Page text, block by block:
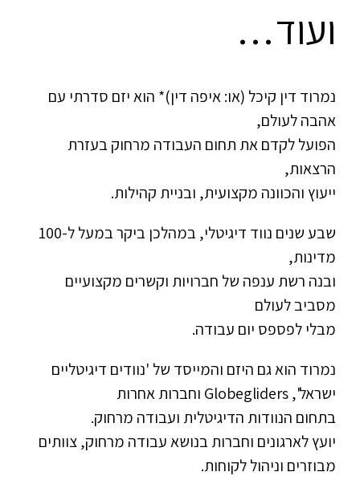
ועוד…
נמרוד דין קיכל (או: איפה דין)* הוא יזם סדרתי עם
אהבה לעולם,
הפועל לקדם את תחום העבודה מרחוק בעזרת
הרצאות,
ייעוץ והכוונה מקצועית, ובניית קהילות.
שבע שנים נווד דיגיטלי, במהלכן ביקר במעל ל-100
מדינות,
ובנה רשת ענפה של חברויות וקשרים מקצועיים
מסביב לעולם
מבלי לפספס יום עבודה.
נמרוד הוא גם היזם והמייסד של 'נוודים דיגיטליים
ישראל', Globegliders וחברות אחרות
בתחום הנוודות הדיגיטלית ועבודה מרחוק.
יועץ לארגונים וחברות בנושא עבודה מרחוק, צוותים
מבוזרים וניהול לקוחות.